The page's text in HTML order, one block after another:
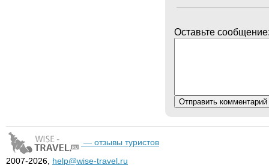
Оставьте
— отзывы туристов
2007-2026, help@wise-travel.ru